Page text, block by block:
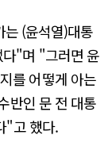
(윤석열)대통
다"며 "그러면 윤
를 어떻게 아는
반인 문 전 대통
"고 했다.